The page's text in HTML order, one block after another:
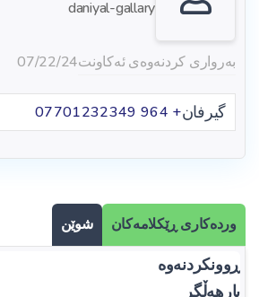
daniyal-gallary
بەرواری کردنەوەی ئەکاونت07/22/24
گیرفان+ 964 07701232349
وردەکاری ڕێکلامەکان شوێن
ڕوونکردنەوە
بارهەڵگر